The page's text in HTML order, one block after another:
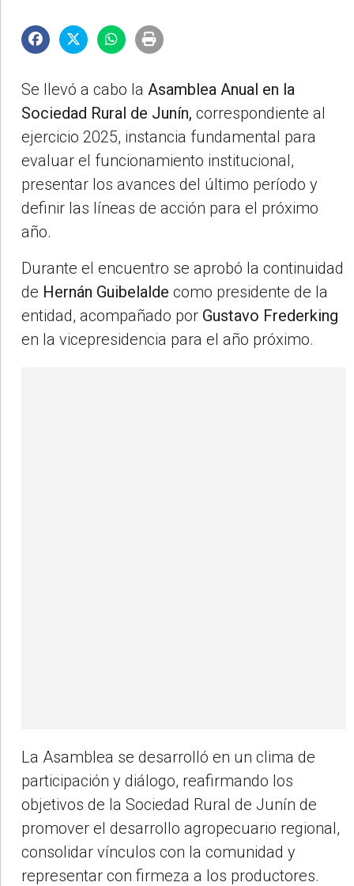
Se llevó a cabo la Asamblea Anual en la
Sociedad Rural de Junín, correspondiente al
ejercicio 2025, instancia fundamental para
evaluar el funcionamiento institucional,
presentar los avances del último período y
definir las líneas de acción para el próximo
año.
Durante el encuentro se aprobó la continuidad
de Hernán Guibelalde como presidente de la
entidad, acompañado por Gustavo Frederking
en la vicepresidencia para el año próximo.
La Asamblea se desarrolló en un clima de
participación y diálogo, reafirmando los
objetivos de la Sociedad Rural de Junín de
promover el desarrollo agropecuario regional,
consolidar vínculos con la comunidad y
representar con firmeza a los productores.